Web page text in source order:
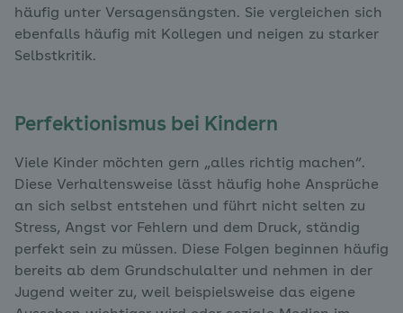
häufig unter Versagensängsten. Sie vergleichen sich
ebenfalls häufig mit Kollegen und neigen zu starker
Selbstkritik.
Perfektionismus bei Kindern
Viele Kinder möchten gern „alles richtig machen“.
Diese Verhaltensweise lässt häufig hohe Ansprüche
an sich selbst entstehen und führt nicht selten zu
Stress, Angst vor Fehlern und dem Druck, ständig
perfekt sein zu müssen. Diese Folgen beginnen häufig
bereits ab dem Grundschulalter und nehmen in der
Jugend weiter zu, weil beispielsweise das eigene